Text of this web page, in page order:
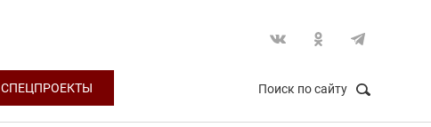
СПЕЦПРОЕКТЫ Поиск по сайту